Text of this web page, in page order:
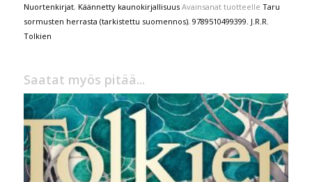
Nuortenkirjat, Käännetty kaunokirjallisuus Avainsanat tuotteelle Taru
sormusten herrasta (tarkistettu suomennos), 9789510499399, J.R.R.
Tolkien
Saatat myös pitää...